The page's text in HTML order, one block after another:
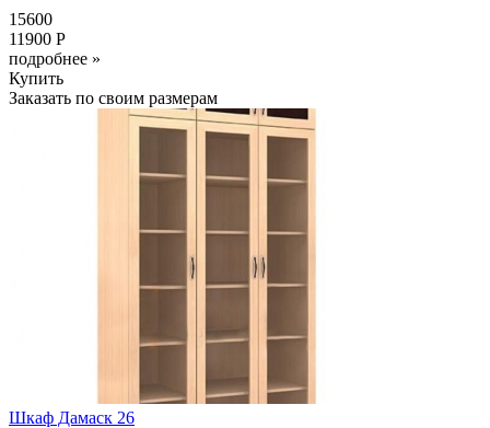
15600
11900 Р
подробнее »
Купить
Заказать по своим размерам
Шкаф Дамаск 26